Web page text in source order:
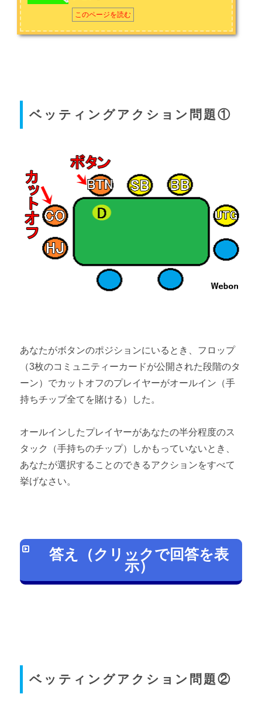
このページを読む
ベッティングアクション問題①
あなたがボタンのポジションにいるとき、フロップ
（3枚のコミュニティーカードが公開された段階のタ
ーン）でカットオフのプレイヤーがオールイン（手
持ちチップ全てを賭ける）した。
オールインしたプレイヤーがあなたの半分程度のス
タック（手持ちのチップ）しかもっていないとき、
あなたが選択することのできるアクションをすべて
挙げなさい。
答え（クリックで回答を表
示）
ベッティングアクション問題②